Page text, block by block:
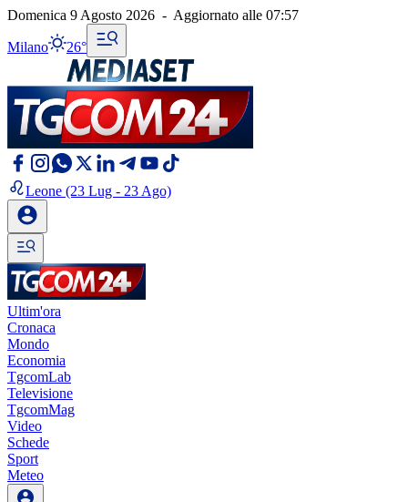
Domenica 9 Agosto 2026 - Aggiornato alle 07:57
Milano 26°
Leone (23 Lug - 23 Ago)
Ultim'ora
Cronaca
Mondo
Economia
TgcomLab
Televisione
TgcomMag
Video
Schede
Sport
Meteo